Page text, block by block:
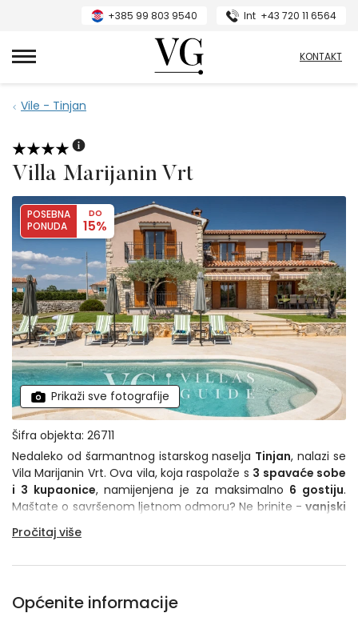
+385 99 803 9540 Int +43 720 11 6564
VillasGuide
KONTAKT
Vile - Tinjan
Villa Marijanin Vrt
POSEBNA
PONUDA
DO
15%
Prikaži sve fotografije
Šifra objekta: 26711
Nedaleko od šarmantnog istarskog naselja Tinjan, nalazi se
Vila Marijanin Vrt. Ova vila, koja raspolaže s 3 spavaće sobe
i 3 kupaonice, namijenjena je za maksimalno 6 gostiju.
Maštate o savršenom ljetnom odmoru? Ne brinite - vanjski
bazen
od 35 m² opremljen ležaljkama (njih ukupno 6) i
raskošna okućnica
Pročitaj više
Općenite informacije